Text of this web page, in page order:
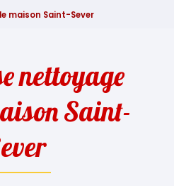
maison Saint-Sever
nettoyage
Saint-